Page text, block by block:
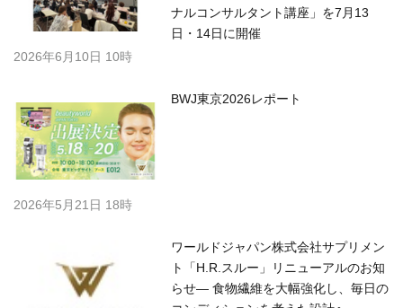
ナルコンサルタント講座」を7月13
日・14日に開催
2026年6月10日 10時
BWJ東京2026レポート
2026年5月21日 18時
ワールドジャパン株式会社サプリメン
ト「H.R.スルー」リニューアルのお知
らせ— 食物繊維を大幅強化し、毎日の